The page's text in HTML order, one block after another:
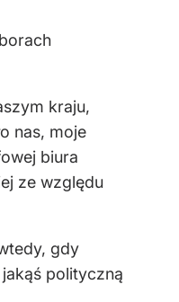
kraju,
nas, moje
biura
ze względu
gdy
polityczną